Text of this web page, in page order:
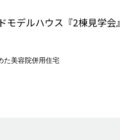
モデルハウス『2棟見学会』
た美容院併用住宅